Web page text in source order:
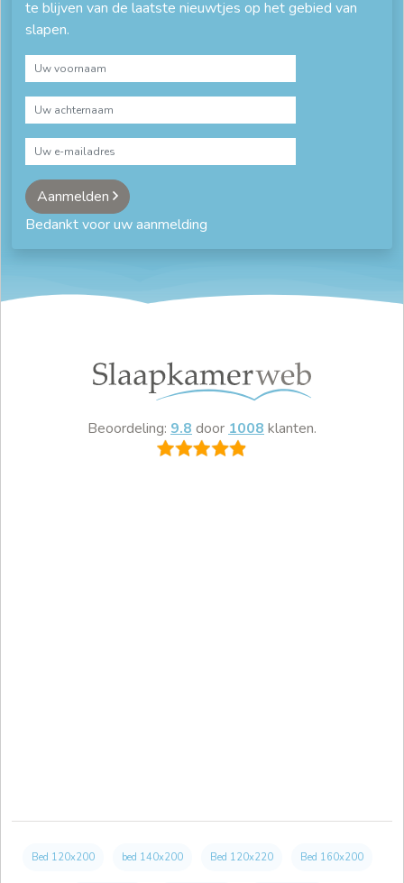
te blijven van de laatste nieuwtjes op het gebied van
slapen.
Aanmelden
Bedankt voor uw aanmelding
Beoordeling: 9.8 door 1008 klanten.
Bed 120x200 bed 140x200 Bed 120x220 Bed 160x200